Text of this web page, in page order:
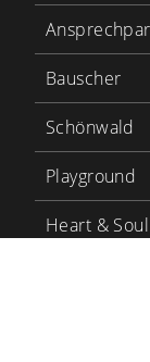
Bauscher
Schönwald
Playground
Heart & Soul